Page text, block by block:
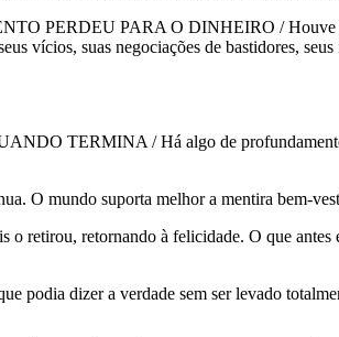
PARA O DINHEIRO / Houve
vícios, suas negociações de bastidores,
TERMINA / Há algo de profundamente
mundo suporta melhor a mentira bem-
retornando à felicidade. O que antes
dizer a verdade sem ser levado